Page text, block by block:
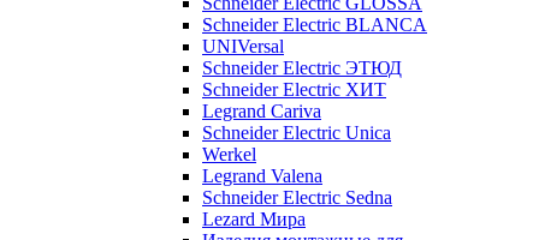
Schneider Electric BLANCA
UNIVersal
Schneider Electric ЭТЮД
Schneider Electric ХИТ
Legrand Cariva
Schneider Electric Unica
Werkel
Legrand Valena
Schneider Electric Sedna
Lezard Мира